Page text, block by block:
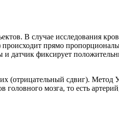
В случае исследования
прямо
датчик фиксирует
(отрицательный сдвиг).
мозга, то есть